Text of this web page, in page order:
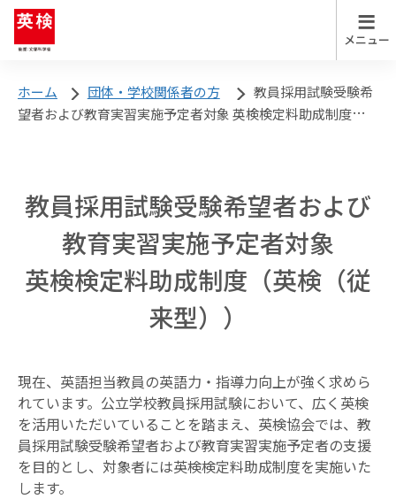
英検について
受験案内
お申し込み
過去問
試験内容
英検について
英検Can-doリスト
英検のメリット・特徴
英検CSEスコアとは
受験の状況
ホーム 団体・学校関係者の方
教員採用試験受験希
望者および教育実習実施予定者対象 英検検定料助成制度（英
教員採用試験受験希望者および
教育実習実施予定者対象
英検検定料助成制度（英検（従
来型））
現在、英語担当教員の英語力・指導力向上が強く求めら
れています。公立学校教員採用試験において、広く英検
を活用いただいていることを踏まえ、英検協会では、教
員採用試験受験希望者および教育実習実施予定者の支援
を目的とし、対象者には英検検定料助成制度を実施いた
します。